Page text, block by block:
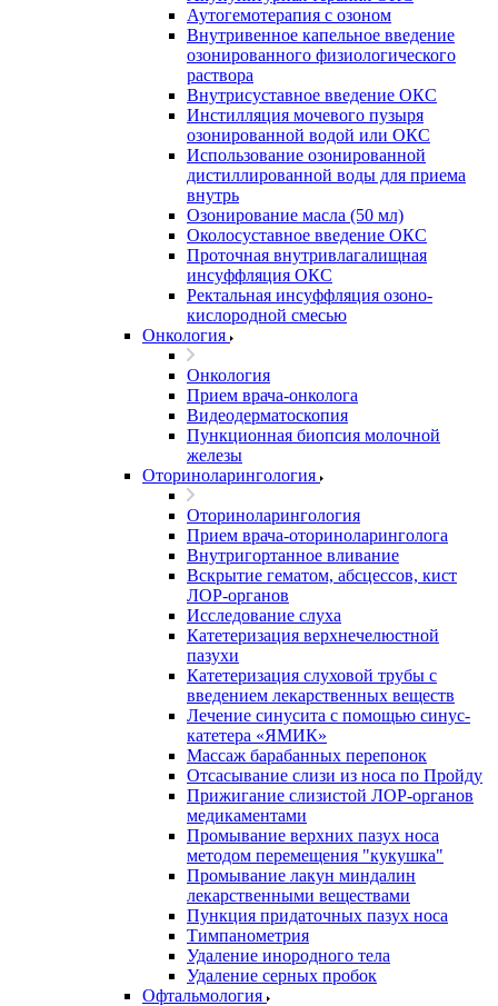
Аутогемотерапия с озоном
Внутривенное капельное введение
озонированного физиологического
раствора
Внутрисуставное введение ОКС
Инстилляция мочевого пузыря
озонированной водой или ОКС
Использование озонированной
дистиллированной воды для приема
внутрь
Озонирование масла (50 мл)
Околосуставное введение ОКС
Проточная внутривлагалищная
инсуффляция ОКС
Ректальная инсуффляция озоно-
кислородной смесью
Онкология
Онкология
Прием врача-онколога
Видеодерматоскопия
Пункционная биопсия молочной
железы
Оториноларингология
Оториноларингология
Прием врача-оториноларинголога
Внутригортанное вливание
Вскрытие гематом, абсцессов, кист
ЛОР-органов
Исследование слуха
Катетеризация верхнечелюстной
пазухи
Катетеризация слуховой трубы с
введением лекарственных веществ
Лечение синусита с помощью синус-
катетера «ЯМИК»
Массаж барабанных перепонок
Отсасывание слизи из носа по Пройду
Прижигание слизистой ЛОР-органов
медикаментами
Промывание верхних пазух носа
методом перемещения "кукушка"
Промывание лакун миндалин
лекарственными веществами
Пункция придаточных пазух носа
Тимпанометрия
Удаление инородного тела
Удаление серных пробок
Офтальмология